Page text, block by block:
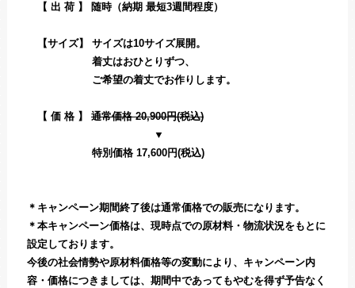
【 出 荷 】 随時（納期 最短3週間程度）
【サイズ】 サイズは10サイズ展開。
着丈はおひとりずつ、
ご希望の着丈でお作りします。
【 価 格 】 通常価格 20,900円(税込)
▼
特別価格 17,600円(税込)
＊キャンペーン期間終了後は通常価格での販売になります。
＊本キャンペーン価格は、現時点での原材料・物流状況をもとに
設定しております。
今後の社会情勢や原材料価格等の変動により、キャンペーン内
容・価格につきましては、期間中であってもやむを得ず予告なく